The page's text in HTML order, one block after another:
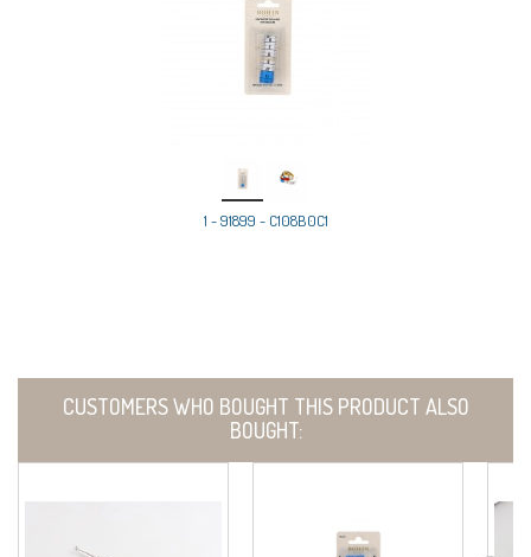
1 - 91899 - C108B0C1
CUSTOMERS WHO BOUGHT THIS PRODUCT ALSO
BOUGHT: